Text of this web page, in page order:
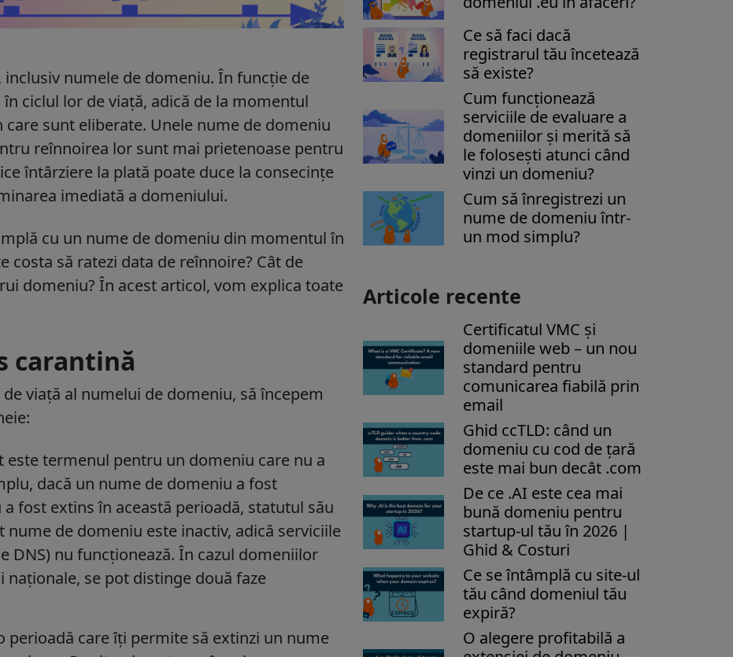
numele de domeniu. În funcție de
ciclul lor de viață, adică de la momentul
sunt eliberate. Unele nume de domeniu
reînnoirea lor sunt mai prietenoase pentru
întârziere la plată poate duce la consecințe
imediată a domeniului.
cu un nume de domeniu din momentul în
costa să ratezi data de reînnoire? Cât de
domeniu? În acest articol, vom explica toate
carantină
viață al numelui de domeniu, să începem
termenul pentru un domeniu care nu a
dacă un nume de domeniu a fost
fost extins în această perioadă, statutul său
nume de domeniu este inactiv, adică serviciile
DNS) nu funcționează. În cazul domeniilor
se pot distinge două faze
perioadă care îți permite să extinzi un nume
Ce să faci dacă
registrarul tău încetează
să existe?
Cum funcționează
serviciile de evaluare a
domeniilor și merită să
le folosești atunci când
vinzi un domeniu?
Cum să înregistrezi un
nume de domeniu într-
un mod simplu?
Articole recente
Certificatul VMC și
domeniile web – un nou
standard pentru
comunicarea fiabilă prin
email
Ghid ccTLD: când un
domeniu cu cod de țară
este mai bun decât .com
De ce .AI este cea mai
bună domeniu pentru
startup-ul tău în 2026 |
Ghid & Costuri
Ce se întâmplă cu site-ul
tău când domeniul tău
expiră?
O alegere profitabilă a